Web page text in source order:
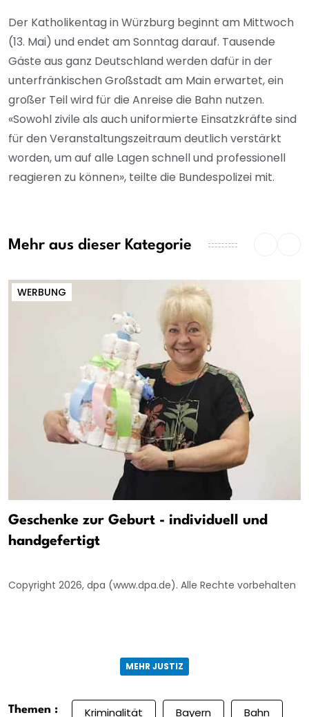
Der Katholikentag in Würzburg beginnt am Mittwoch
(13. Mai) und endet am Sonntag darauf. Tausende
Gäste aus ganz Deutschland werden dafür in der
unterfränkischen Großstadt am Main erwartet, ein
großer Teil wird für die Anreise die Bahn nutzen.
«Sowohl zivile als auch uniformierte Einsatzkräfte sind
für den Veranstaltungszeitraum deutlich verstärkt
worden, um auf alle Lagen schnell und professionell
reagieren zu können», teilte die Bundespolizei mit.
Mehr aus dieser Kategorie
WERBUNG
Geschenke zur Geburt - individuell und
handgefertigt
Copyright 2026, dpa (www.dpa.de). Alle Rechte vorbehalten
MEHR JUSTIZ
Themen : Kriminalität Bayern Bahn